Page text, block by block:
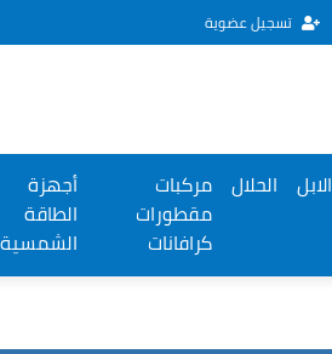
تسجيل عضوية
الابل الحلال مركبات
مقطورات
كرافانات
أجهزة
الطاقة
الشمسية